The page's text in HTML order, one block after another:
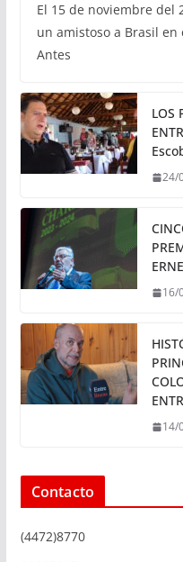
El 15 de noviembre del
un amistoso a Brasil
Antes
LOS
24/
16/
14/
Contacto
(4472)8770